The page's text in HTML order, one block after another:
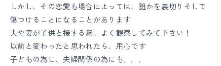
しかし、その恋愛も場合によっては、誰かを裏切りそして
傷つけることになることがあります
夫や妻が子供と接する際、よく観察してみて下さい！
以前と変わったと思われたら、用心です
子どもの為に、夫婦関係の為にも．．．